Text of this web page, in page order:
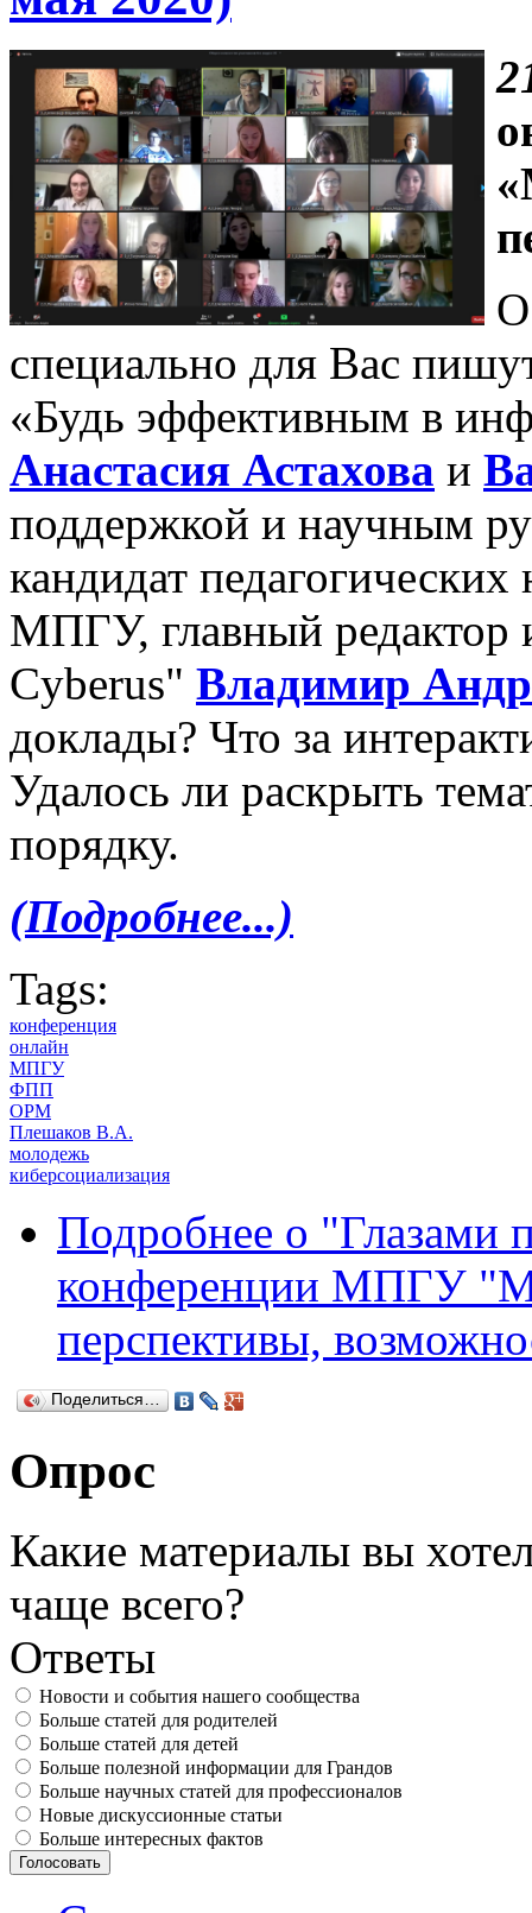
О
специально для Вас
«Будь эффективным в
Анастасия Астахова и
поддержкой и научным
кандидат
МПГУ, главный редактор
Cyberus" Владимир
доклады? Что за
Удалось ли раскрыть
порядку.
(Подробнее...)
Tags:
конференция
онлайн
МПГУ
ФПП
ОРМ
Плешаков В.А.
молодежь
киберсоциализация
Подробнее о "Глазами
конференции МПГУ
перспективы,
Поделиться…
Опрос
Какие материалы вы
чаще всего?
Ответы
Новости и события нашего сообщества
Больше статей для родителей
Больше статей для детей
Больше полезной информации для Грандов
Больше научных статей для профессионалов
Новые дискуссионные статьи
Больше интересных фактов